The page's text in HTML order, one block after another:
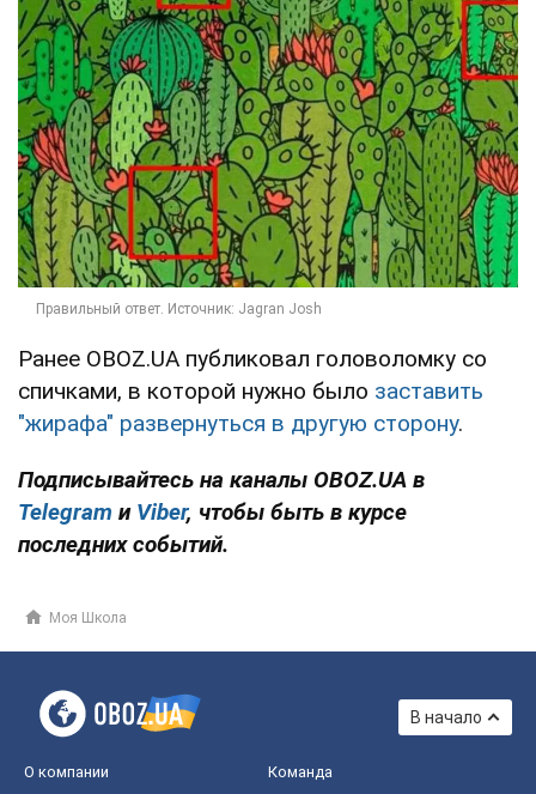
Ранее OBOZ.UA публиковал головоломку со
спичками, в которой нужно было заставить
"жирафа" развернуться в другую сторону.
Подписывайтесь на каналы OBOZ.UA в
Telegram и Viber, чтобы быть в курсе
последних событий.
Моя Школа
В начало
О компании Команда